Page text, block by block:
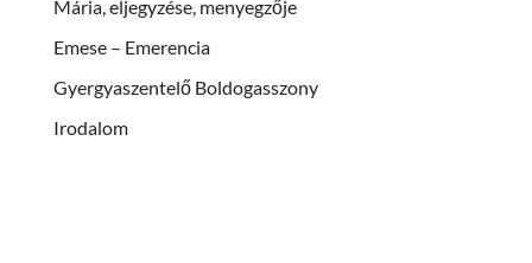
Mária, eljegyzése, menyegzője
Emese – Emerencia
Gyergyaszentelő Boldogasszony
Irodalom